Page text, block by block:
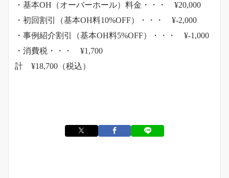
・基本OH（オーバーホール）料金・・・ ¥20,000
・初回割引（基本OH料10%OFF）・・・ ¥-2,000
・事例紹介割引（基本OH料5%OFF）・・・ ¥-1,000
・消費税・・・ ¥1,700
計 ¥18,700（税込）